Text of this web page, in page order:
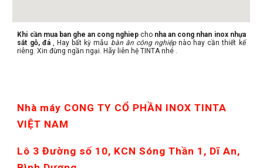
Khi cần mua ban ghe an cong nghiep cho nha an cong nhan inox nhựa
sắt gỗ, đá, Hay bất kỳ mẫu bàn ăn công nghiệpnào hay cần thiết kế
riêng. Xin đừng ngần ngại. Hãy liên hệ TINTA nhé .
Nhà máy CONG TY CỔ PHẦN INOX TINTA
VIỆT NAM
Lô 3 Đường số 10, KCN Sóng Thần 1, Dĩ An,